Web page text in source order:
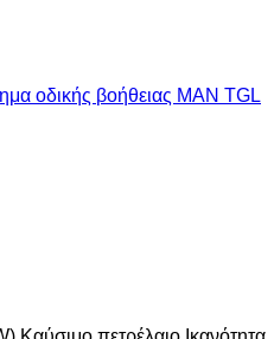
οδικής βοήθειας MAN TGL